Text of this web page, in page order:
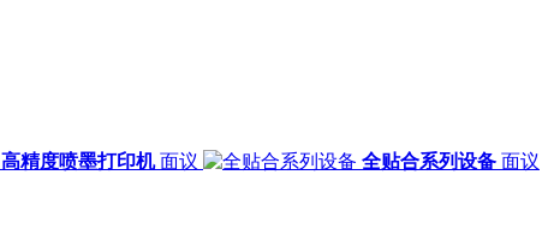
高精度喷墨打印机 面议 全贴合系列设备 面议